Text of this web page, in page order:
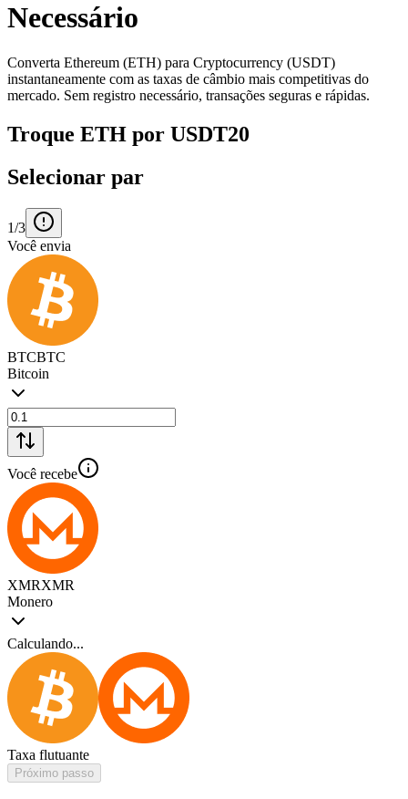
Necessário
Converta Ethereum (ETH) para Cryptocurrency (USDT)
instantaneamente com as taxas de câmbio mais competitivas do
mercado. Sem registro necessário, transações seguras e rápidas.
Troque ETH por USDT20
Selecionar par
1/3
Você envia
BTCBTC
Bitcoin
Você recebe
XMRXMR
Monero
Calculando...
Taxa flutuante
Próximo passo